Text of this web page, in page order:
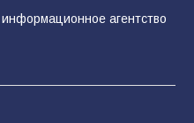
почему
— это
агентство